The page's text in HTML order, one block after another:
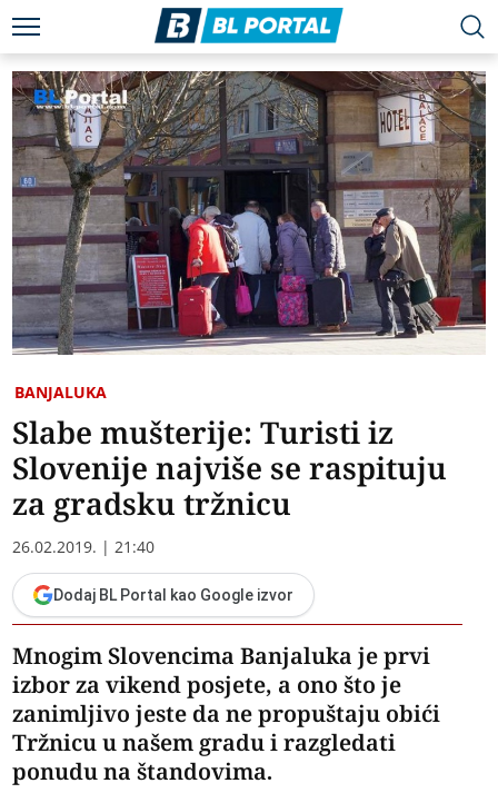
BANJALUKA
Slabe mušterije: Turisti iz
Slovenije najviše se raspituju
za gradsku tržnicu
26.02.2019. | 21:40
Dodaj BL Portal kao Google izvor
Mnogim Slovencima Banjaluka je prvi
izbor za vikend posjete, a ono što je
zanimljivo jeste da ne propuštaju obići
Tržnicu u našem gradu i razgledati
ponudu na štandovima.